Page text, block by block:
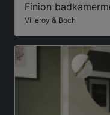
Finion
Villeroy & Boch